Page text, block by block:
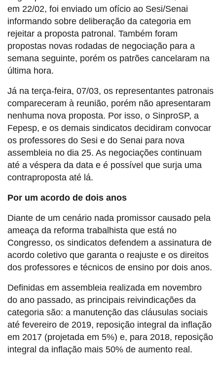
em 22/02, foi enviado um ofício ao Sesi/Senai
informando sobre deliberação da categoria em
rejeitar a proposta patronal. Também foram
propostas novas rodadas de negociação para a
semana seguinte, porém os patrões cancelaram na
última hora.
Já na terça-feira, 07/03, os representantes patronais
compareceram à reunião, porém não apresentaram
nenhuma nova proposta. Por isso, o SinproSP, a
Fepesp, e os demais sindicatos decidiram convocar
os professores do Sesi e do Senai para nova
assembleia no dia 25. As negociações continuam
até a véspera da data e é possível que surja uma
contraproposta até lá.
Por um acordo de dois anos
Diante de um cenário nada promissor causado pela
ameaça da reforma trabalhista que está no
Congresso, os sindicatos defendem a assinatura de
acordo coletivo que garanta o reajuste e os direitos
dos professores e técnicos de ensino por dois anos.
Definidas em assembleia realizada em novembro
do ano passado, as principais reivindicações da
categoria são: a manutenção das cláusulas sociais
até fevereiro de 2019, reposição integral da inflação
em 2017 (projetada em 5%) e, para 2018, reposição
integral da inflação mais 50% de aumento real.